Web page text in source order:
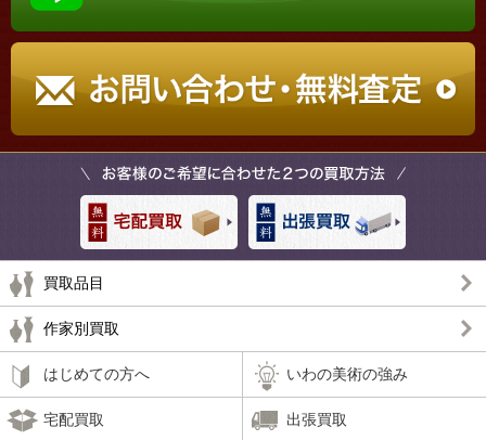
買取品目
作家別買取
はじめての方へ いわの美術の強み
宅配買取 出張買取